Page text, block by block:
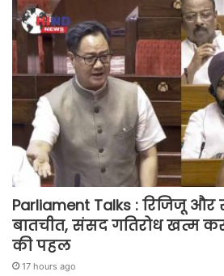
Parliament Talks : रिजिजू और
बातचीत, संसद गतिरोध खत्म
की पहल
17 hours ago